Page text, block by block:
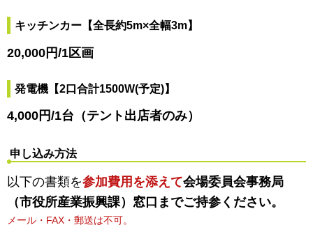
キッチンカー【全長約5m×全幅3m】
20,000円/1区画
発電機【2口合計1500W(予定)】
4,000円/1台（テント出店者のみ）
申し込み方法
以下の書類を参加費用を添えて会場委員会事務局
（市役所産業振興課）窓口までご持参ください。
メール・FAX・郵送は不可。